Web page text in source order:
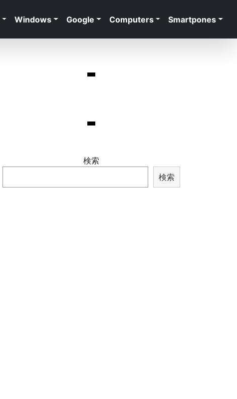
Windows Google Computers Smartpones
検索
検索